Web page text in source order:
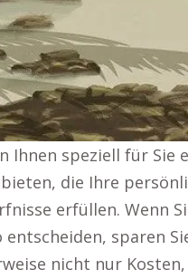
Ihnen speziell für Sie
die Ihre
erfüllen. Wenn
entscheiden, sparen
nicht nur